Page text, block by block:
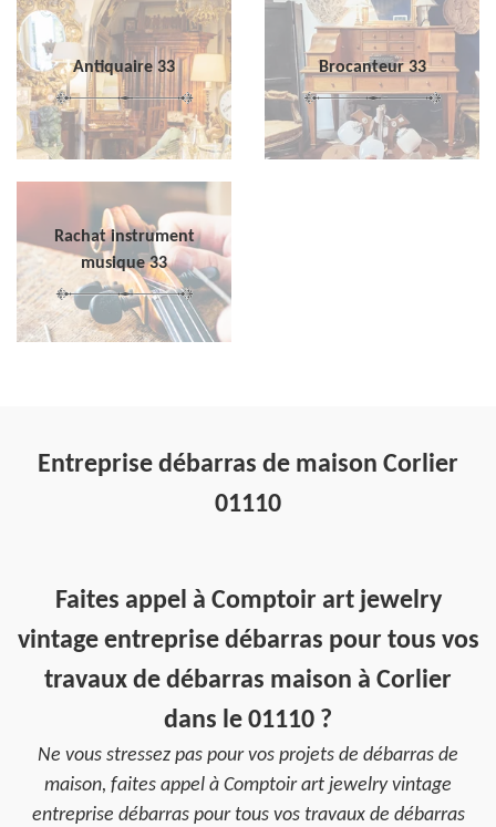
Antiquaire 33 Brocanteur 33
Rachat instrument
musique 33
Entreprise débarras de maison Corlier
01110
Faites appel à Comptoir art jewelry
vintage entreprise débarras pour tous vos
travaux de débarras maison à Corlier
dans le 01110 ?
Ne vous stressez pas pour vos projets de débarras de
maison, faites appel à Comptoir art jewelry vintage
entreprise débarras pour tous vos travaux de débarras